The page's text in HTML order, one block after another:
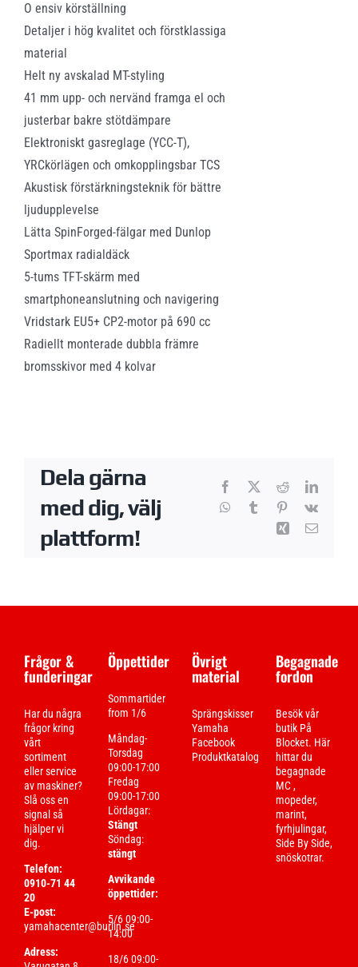
O ensiv körställning
Detaljer i hög kvalitet och förstklassiga
material
Helt ny avskalad MT-styling
41 mm upp- och nervänd framga el och
justerbar bakre stötdämpare
Elektroniskt gasreglage (YCC-T),
YRCkörlägen och omkopplingsbar TCS
Akustisk förstärkningsteknik för bättre
ljudupplevelse
Lätta SpinForged-fälgar med Dunlop
Sportmax radialdäck
5-tums TFT-skärm med
smartphoneanslutning och navigering
Vridstark EU5+ CP2-motor på 690 cc
Radiellt monterade dubbla främre
bromsskivor med 4 kolvar
Dela gärna
med dig, välj
plattform!
Facebook Reddit
WhatsApp
Tumblr Pinterest
Vk
Xing E-
Frågor &
funderingar
Har du några
frågor kring
vårt
sortiment
eller service
av maskiner?
Slå oss en
signal så
hjälper vi
dig.
Telefon:
0910-71 44
20
E-post:
yamahacenter@burlin.se
Adress:
Öppettider
Sommartider
from 1/6
Måndag-
Torsdag
09:00-17:00
Fredag
09:00-17:00
Lördagar:
Stängt
Söndag:
stängt
Avvikande
öppettider:
5/6 09:00-
14:00
18/6 09:00-
Övrigt
material
Sprängskisser
Yamaha
Facebook
Produktkatalog
Begagnade
fordon
Besök vår
butik På
Blocket. Här
hittar du
begagnade
MC ,
mopeder,
marint,
fyrhjulingar,
Side By Side,
snöskotrar.